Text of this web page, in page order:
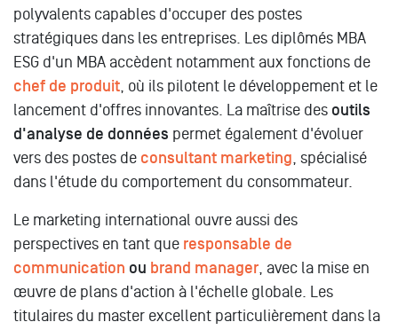
polyvalents capables d'occuper des postes
stratégiques dans les entreprises. Les diplômés MBA
ESG d'un MBA accèdent notamment aux fonctions de
chef de produit, où ils pilotent le développement et le
lancement d'offres innovantes. La maîtrise des outils
d'analyse de données permet également d'évoluer
vers des postes de consultant marketing, spécialisé
dans l'étude du comportement du consommateur.
Le marketing international ouvre aussi des
perspectives en tant que responsable de
communication ou brand manager, avec la mise en
œuvre de plans d'action à l'échelle globale. Les
titulaires du master excellent particulièrement dans la